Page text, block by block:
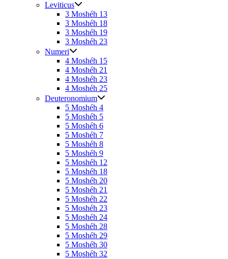
Leviticus
3 Moshéh 13
3 Moshéh 18
3 Moshéh 19
3 Moshéh 23
Numeri
4 Moshéh 15
4 Moshéh 21
4 Moshéh 23
4 Moshéh 25
Deuteronomium
5 Moshéh 4
5 Moshéh 5
5 Moshéh 6
5 Moshéh 7
5 Moshéh 8
5 Moshéh 9
5 Moshéh 12
5 Moshéh 18
5 Moshéh 20
5 Moshéh 21
5 Moshéh 22
5 Moshéh 23
5 Moshéh 24
5 Moshéh 28
5 Moshéh 29
5 Moshéh 30
5 Moshéh 32